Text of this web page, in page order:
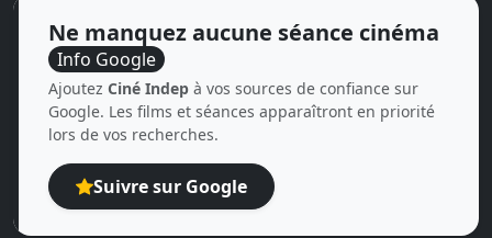
Ne manquez aucune séance cinéma
Info Google
Ajoutez Ciné Indep à vos sources de confiance sur
Google. Les films et séances apparaîtront en priorité
lors de vos recherches.
Suivre sur Google